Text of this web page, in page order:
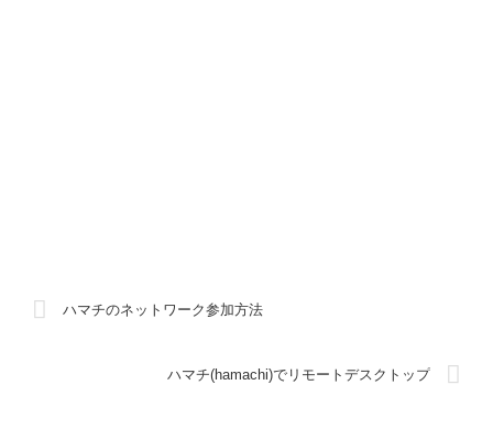
ハマチのネットワーク参加方法
ハマチ(hamachi)でリモートデスクトップ